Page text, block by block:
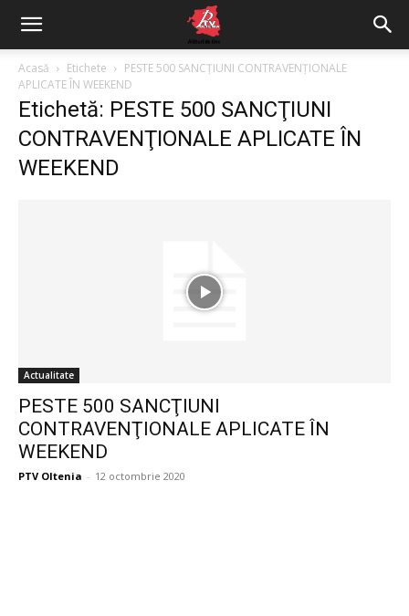
Acasă Etichete
PESTE 500 SANCŢIUNI CONTRAVENŢIONALE
APLICATE ÎN WEEKEND
Etichetă: PESTE 500 SANCŢIUNI
CONTRAVENŢIONALE APLICATE ÎN
WEEKEND
Actualitate
PESTE 500 SANCŢIUNI
CONTRAVENŢIONALE APLICATE ÎN
WEEKEND
PTV Oltenia - 12 octombrie 2020